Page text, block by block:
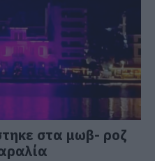
στα μωβ- ροζ